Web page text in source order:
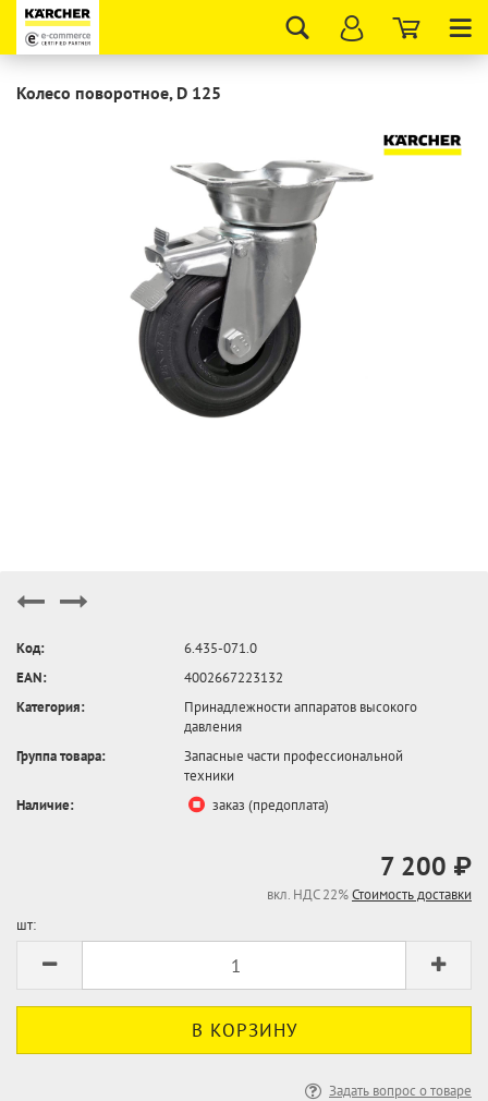
Колесо поворотное, D 125
Код:
6.435-071.0
EAN:
4002667223132
Категория:
Принадлежности аппаратов высокого
давления
Группа товара:
Запасные части профессиональной
техники
Наличие:
заказ (предоплата)
7 200 ₽
вкл. НДС 22%Стоимость доставки
шт:
Задать вопрос о товаре